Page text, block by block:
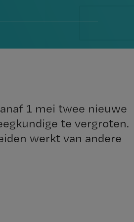
1 mei twee nieuwe
te vergroten.
werkt van andere